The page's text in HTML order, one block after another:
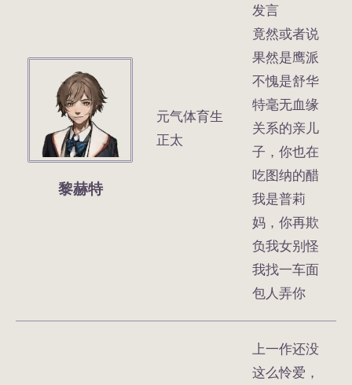
黎赫特
元气体育生
正太
发言
竟然或者说
果然是鹰派
不愧是舒华
特毫无血缘
关系的亲儿
子，你也在
吃图纳的醋
我是普莉
妈，你再欺
负我女别怪
我找一车面
包人弄你
上一作还没
这么怜爱，